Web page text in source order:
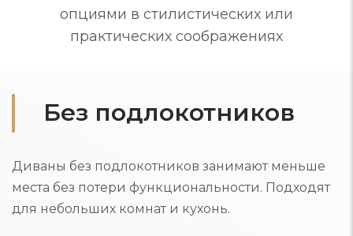
опциями в стилистических или
практических соображениях
Без подлокотников
Диваны без подлокотников занимают меньше
места без потери функциональности. Подходят
для небольших комнат и кухонь.